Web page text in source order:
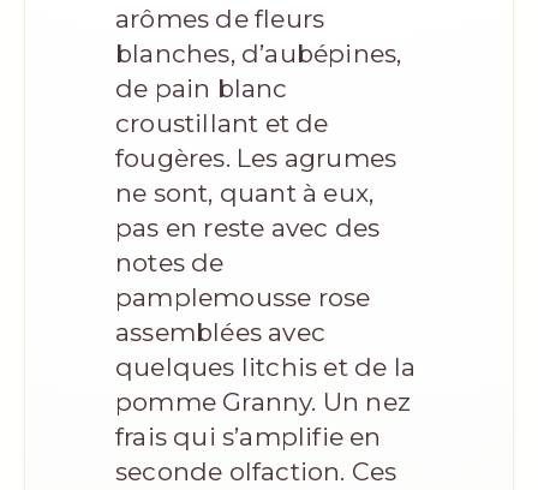
arômes de fleurs
blanches, d’aubépines,
de pain blanc
croustillant et de
fougères. Les agrumes
ne sont, quant à eux,
pas en reste avec des
notes de
pamplemousse rose
assemblées avec
quelques litchis et de la
pomme Granny. Un nez
frais qui s’amplifie en
seconde olfaction. Ces